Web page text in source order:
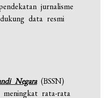
jurnalisme
data resmi
Negara (BSSN)
meningkat rata-rata